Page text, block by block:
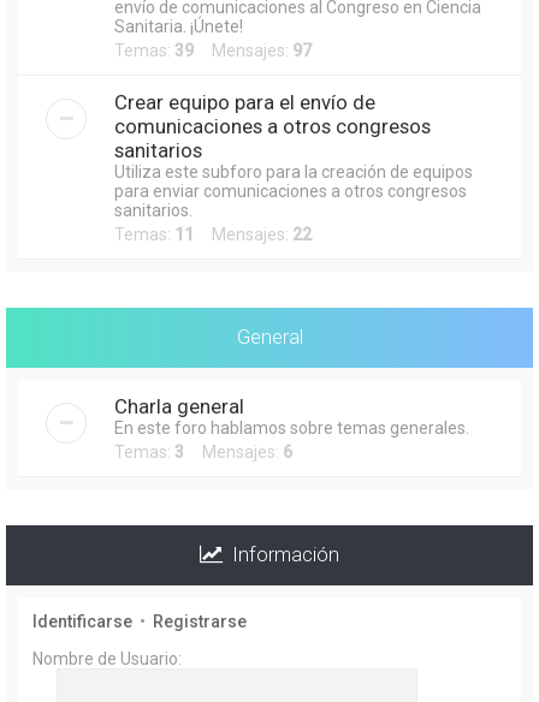
envío de comunicaciones al Congreso en Ciencia
Sanitaria. ¡Únete!
Temas: 39 Mensajes: 97
Crear equipo para el envío de
comunicaciones a otros congresos
sanitarios
Utiliza este subforo para la creación de equipos
para enviar comunicaciones a otros congresos
sanitarios.
Temas: 11 Mensajes: 22
General
Charla general
En este foro hablamos sobre temas generales.
Temas: 3 Mensajes: 6
Información
Identificarse • Registrarse
Nombre de Usuario: